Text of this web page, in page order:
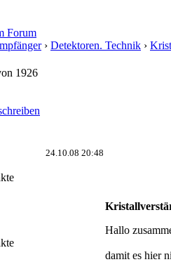
› Detektoren. Technik ›
1926
24.10.08 20:48
Hallo
damit es hier